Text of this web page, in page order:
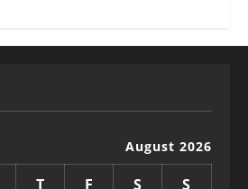
August 2026
T F S S